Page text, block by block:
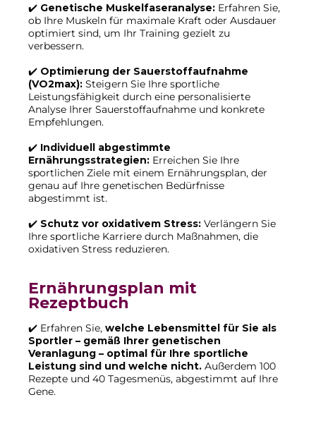
✔️ Genetische Muskelfaseranalyse: Erfahren Sie,
ob Ihre Muskeln für maximale Kraft oder Ausdauer
optimiert sind, um Ihr Training gezielt zu
verbessern.
✔️ Optimierung der Sauerstoffaufnahme
(VO2max): Steigern Sie Ihre sportliche
Leistungsfähigkeit durch eine personalisierte
Analyse Ihrer Sauerstoffaufnahme und konkrete
Empfehlungen.
✔️ Individuell abgestimmte
Ernährungsstrategien: Erreichen Sie Ihre
sportlichen Ziele mit einem Ernährungsplan, der
genau auf Ihre genetischen Bedürfnisse
abgestimmt ist.
✔️ Schutz vor oxidativem Stress: Verlängern Sie
Ihre sportliche Karriere durch Maßnahmen, die
oxidativen Stress reduzieren.
Ernährungsplan mit
Rezeptbuch
✔️ Erfahren Sie, welche Lebensmittel für Sie als
Sportler – gemäß Ihrer genetischen
Veranlagung – optimal für Ihre sportliche
Leistung sind und welche nicht. Außerdem 100
Rezepte und 40 Tagesmenüs, abgestimmt auf Ihre
Gene.